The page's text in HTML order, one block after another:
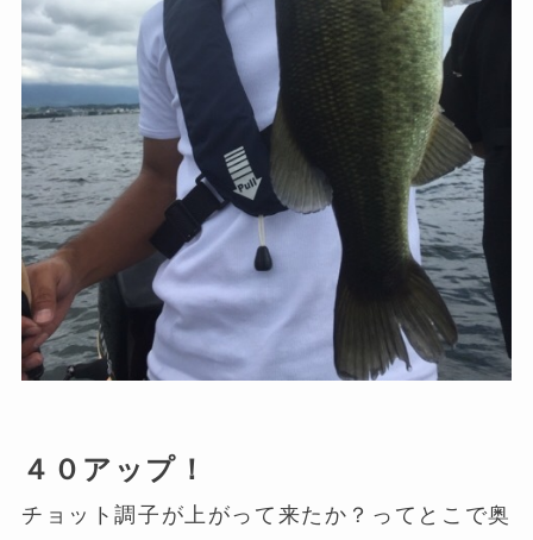
４０アップ！
チョット調子が上がって来たか？ってとこで奥